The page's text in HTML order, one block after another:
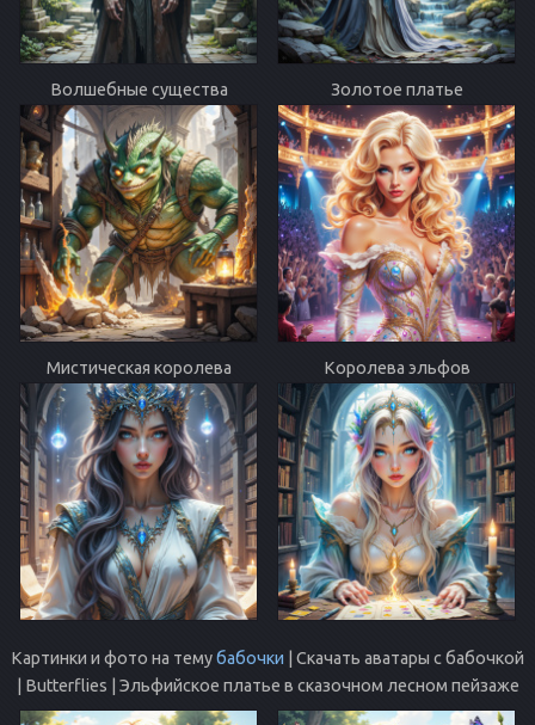
Волшебные существа Золотое платье
Мистическая королева Королева эльфов
Картинки и фото на темубабочки | Скачать аватары с бабочкой
| Butterflies | Эльфийское платье в сказочном лесном пейзаже